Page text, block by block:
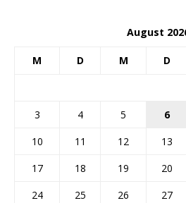
August
M D M D
3
4 5 6
10
11 12 13
17
18 19 20
24
25 26 27